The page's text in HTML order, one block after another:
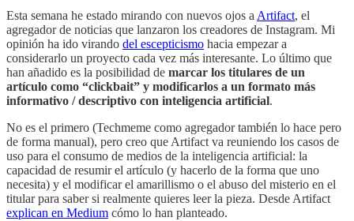
Esta semana he estado mirando con nuevos ojos a Artifact, el
agregador de noticias que lanzaron los creadores de Instagram. Mi
opinión ha ido virando del escepticismo hacia empezar a
considerarlo un proyecto cada vez más interesante. Lo último que
han añadido es la posibilidad de marcar los titulares de un
artículo como “clickbait” y modificarlos a un formato más
informativo / descriptivo con inteligencia artificial.
No es el primero (Techmeme como agregador también lo hace pero
de forma manual), pero creo que Artifact va reuniendo los casos de
uso para el consumo de medios de la inteligencia artificial: la
capacidad de resumir el artículo (y hacerlo de la forma que uno
necesita) y el modificar el amarillismo o el abuso del misterio en el
titular para saber si realmente quieres leer la pieza. Desde Artifact
explican en Medium cómo lo han planteado.